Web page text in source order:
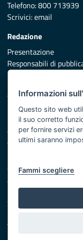
Telefono: 800 713939
Scrivici:email
Redazione
Presentazione
Responsabili di
Vai al sito di
Iniziativa finanziata
Asse XI
Cookie e privacy
Atti di notifica
Feed RSS
Servizi Intranet
Informazioni
Questo sito web
il suo corretto
per fornire servizi
ultimi saranno
Fammi scegliere